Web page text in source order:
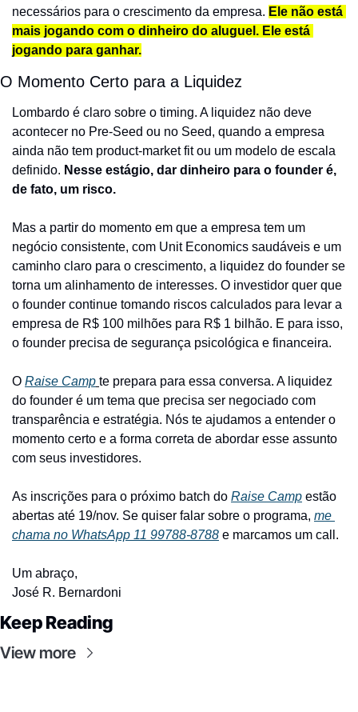
necessários para o crescimento da empresa. Ele não está
mais jogando com o dinheiro do aluguel. Ele está
jogando para ganhar.
O Momento Certo para a Liquidez
Lombardo é claro sobre o timing. A liquidez não deve
acontecer no Pre-Seed ou no Seed, quando a empresa
ainda não tem product-market fit ou um modelo de escala
definido. Nesse estágio, dar dinheiro para o founder é,
de fato, um risco.
Mas a partir do momento em que a empresa tem um
negócio consistente, com Unit Economics saudáveis e um
caminho claro para o crescimento, a liquidez do founder se
torna um alinhamento de interesses. O investidor quer que
o founder continue tomando riscos calculados para levar a
empresa de R$ 100 milhões para R$ 1 bilhão. E para isso,
o founder precisa de segurança psicológica e financeira.
O Raise Camp te prepara para essa conversa. A liquidez
do founder é um tema que precisa ser negociado com
transparência e estratégia. Nós te ajudamos a entender o
momento certo e a forma correta de abordar esse assunto
com seus investidores.
As inscrições para o próximo batch do Raise Camp estão
abertas até 19/nov. Se quiser falar sobre o programa, me
chama no WhatsApp 11 99788-8788 e marcamos um call.
Um abraço,
José R. Bernardoni
Keep Reading
View more